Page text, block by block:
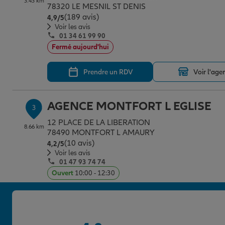
78320 LE MESNIL ST DENIS
4,9/5Note de 4.9 sur 5
(189 avis)
Voir les avis
01 34 61 99 90
Fermé aujourd'hui
Prendre un RDV Voir
3
8.66 km
AGENCE MONTFORT L EGLISE
12 PLACE DE LA LIBERATION
78490 MONTFORT L AMAURY
4,2/5Note de 4.2 sur 5
(10 avis)
Voir les avis
01 47 93 74 74
Ouvert 10:00 - 12:30